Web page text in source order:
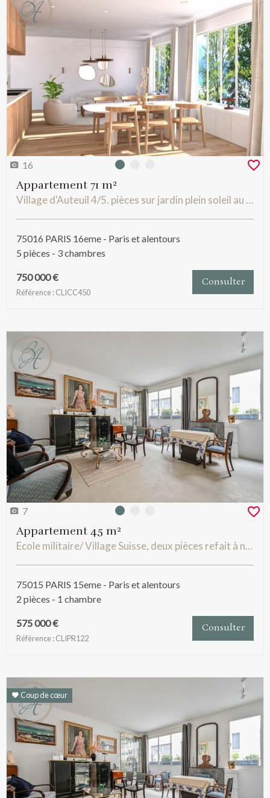
16 Photo 0
Appartement 71 m²
Village d'Auteuil 4/5. pièces sur jardin plein soleil au calme absolu, sectorisé JB-Say
75016 PARIS 16eme - Paris et alentours
5 pièces - 3 chambres
750 000 €
Référence : CLICC450
Consulter
7 Photo 0
Appartement 45 m²
Ecole militaire/ Village Suisse, deux pièces refait à neuf
75015 PARIS 15eme - Paris et alentours
2 pièces - 1 chambre
575 000 €
Référence : CLIPR122
Consulter
Coup de cœur